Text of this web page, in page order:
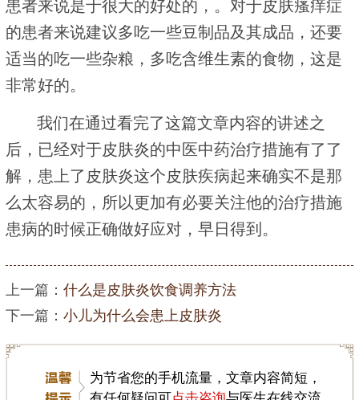
患者来说是于很大的好处的，。对于皮肤瘙痒症
的患者来说建议多吃一些豆制品及其成品，还要
适当的吃一些杂粮，多吃含维生素的食物，这是
非常好的。
我们在通过看完了这篇文章内容的讲述之
后，已经对于皮肤炎的中医中药治疗措施有了了
解，患上了皮肤炎这个皮肤疾病起来确实不是那
么太容易的，所以更加有必要关注他的治疗措施
患病的时候正确做好应对，早日得到。
上一篇： 什么是皮肤炎饮食调养方法
下一篇： 小儿为什么会患上皮肤炎
为节省您的手机流量，文章内容简短，